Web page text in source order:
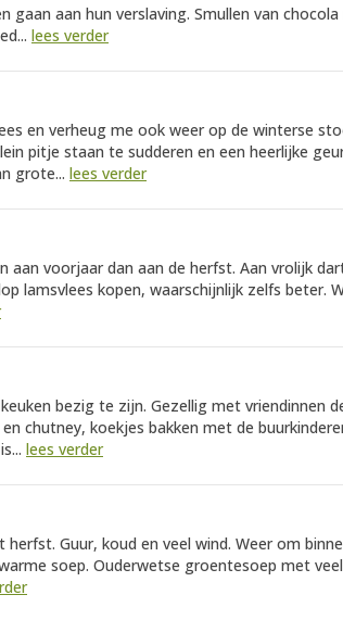
gaan aan hun verslaving. Smullen van
lees verder
en verheug me ook weer op de winterse
pitje staan te sudderen en een heerlijke
grote... lees verder
aan voorjaar dan aan de herfst. Aan vrolijk
lamsvlees kopen, waarschijnlijk zelfs beter.
bezig te zijn. Gezellig met vriendinnen
chutney, koekjes bakken met de
lees verder
Guur, koud en veel wind. Weer om
soep. Ouderwetse groentesoep met